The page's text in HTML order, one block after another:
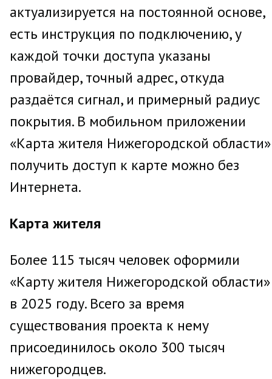
актуализируется на постоянной основе,
есть инструкция по подключению, у
каждой точки доступа указаны
провайдер, точный адрес, откуда
раздаётся сигнал, и примерный радиус
покрытия. В мобильном приложении
«Карта жителя Нижегородской области»
получить доступ к карте можно без
Интернета.
Карта жителя
Более 115 тысяч человек оформили
«Карту жителя Нижегородской области»
в 2025 году. Всего за время
существования проекта к нему
присоединилось около 300 тысяч
нижегородцев.